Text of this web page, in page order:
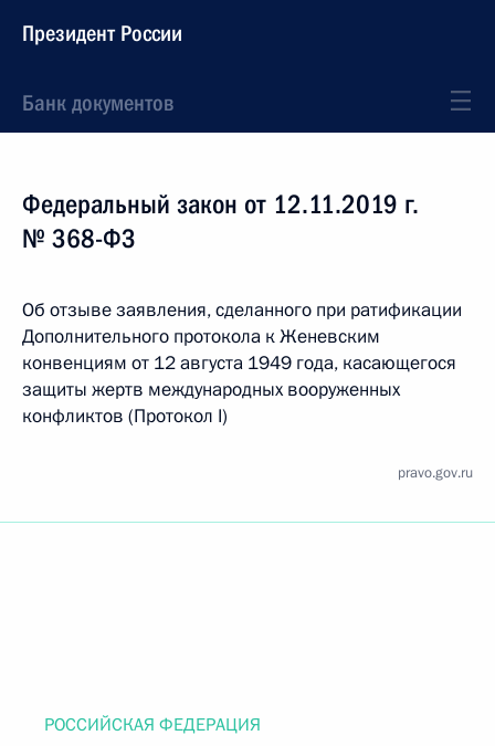
Президент России
Банк документов
Федеральный закон от 12.11.2019 г.
№ 368-ФЗ
Об отзыве заявления, сделанного при ратификации
Дополнительного протокола к Женевским
конвенциям от 12 августа 1949 года, касающегося
защиты жертв международных вооруженных
конфликтов (Протокол I)
pravo.gov.ru
РОССИЙСКАЯ ФЕДЕРАЦИЯ